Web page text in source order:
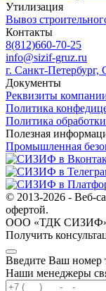
Утилизация
Вывоз
Контакты
8(812)660-70-25
info@sizif-gruz.ru
г. Санкт-
Документы
Реквизиты
Политика
Политика
Полезная
Промышленная
© 2013-2026 - Веб-
офертой.
ООО «ТДК СИЗИФ»
Получить
Введите Ваш номер
Наши менеджеры